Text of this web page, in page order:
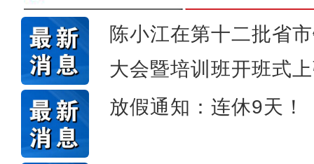
陈小江在第十二批省
大会暨培训班开班式
放假通知：连休9天！
新疆4000亩沙漠盐